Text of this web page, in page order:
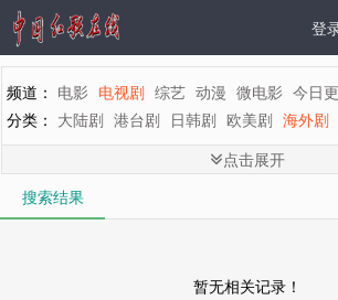
登
频道： 电影 电视剧 综艺 动漫 微电影 今日
分类： 大陆剧 港台剧 日韩剧 欧美剧 海外剧
剧情： 全部 言情 都市 家庭 生活 偶像 喜剧
地区： 全部 内地 香港 台湾 韩国 泰国 日本
年代： 全部
点击展开
搜索结果
暂无相关记录！